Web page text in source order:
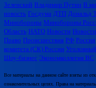
Зеленский Владимир Путин В
новость Госдума ДТП Дональд
Минобороны Минобороны
Область НАТО Новости
Право Происшествия РФ Россия
комитета (СК) России
Шоу-бизнес Экономколлегия ВС
Все материалы на данном сайте взяты из
ознакомительных целях. Права на